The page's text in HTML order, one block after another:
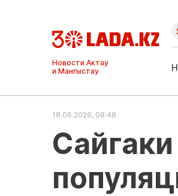
Ақтау және
Манғыстау
жаңалықтары
18.06.2026, 08:48